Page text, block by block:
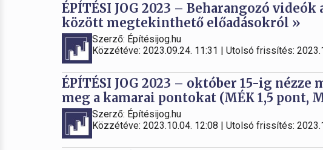
ÉPÍTÉSI JOG 2023 – Beharangozó videók
között megtekinthető előadásokról »
Szerző: Építésijog.hu
Közzétéve: 2023.09.24. 11:31 | Utolsó frissítés:
ÉPÍTÉSI JOG 2023 – október 15-ig nézze
meg a kamarai pontokat (MÉK 1,5 pont,
Szerző: Építésijog.hu
Közzétéve: 2023.10.04. 12:08 | Utolsó frissítés: